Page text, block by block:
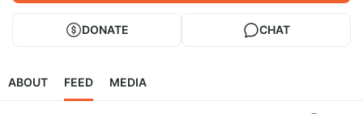
DONATE CHAT
ABOUT FEED MEDIA